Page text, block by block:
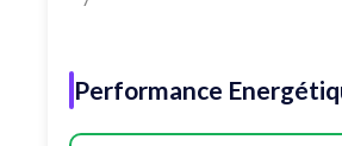
Performance